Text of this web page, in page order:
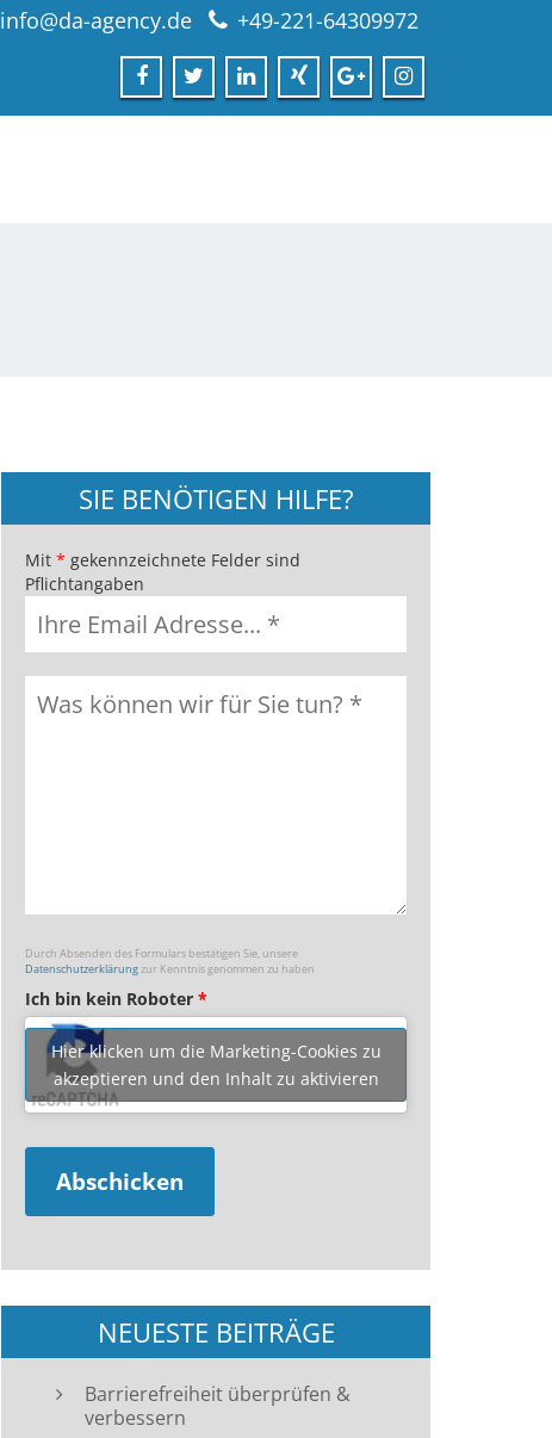
info@da-agency.de +49-221-64309972
SIE BENÖTIGEN HILFE?
Mit * gekennzeichnete Felder sind
Pflichtangaben
Durch Absenden des Formulars bestätigen Sie, unsere
Datenschutzerklärungzur Kenntnis genommen zu haben
Ich bin kein Roboter *
Hier klicken um die Marketing-Cookies zu
akzeptieren und den Inhalt zu aktivieren
NEUESTE BEITRÄGE
Barrierefreiheit überprüfen &
verbessern